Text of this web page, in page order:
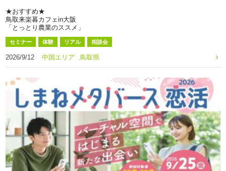
★おすすめ★
鳥取来楽暮カフェin大阪
「とっとり農業のススメ」
セミナー 体験 リアル 相談会
2026/9/12 中国エリア 鳥取県